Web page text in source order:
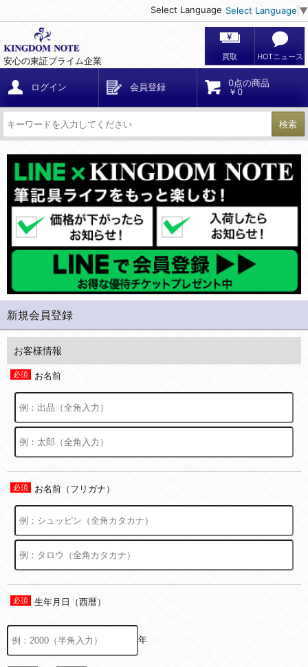
Select Language Select Language ▼
安心の東証プライム企業 買取 HOTニュース
ログイン 会員登録
0点の商品
￥0
検索
新規会員登録
お客様情報
お名前
お名前（フリガナ）
生年月日（西暦）
年